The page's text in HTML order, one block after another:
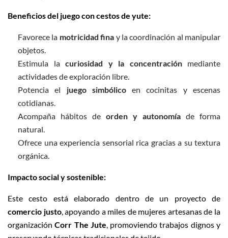
Beneficios del juego con cestos de yute:
Favorece la motricidad fina y la coordinación al manipular
objetos.
Estimula la curiosidad y la concentraciónmediante
actividades de exploración libre.
Potencia el juego simbólicoen cocinitas y escenas
cotidianas.
Acompaña hábitos de orden y autonomía de forma
natural.
Ofrece una experiencia sensorial rica gracias a su textura
orgánica.
Impacto social y sostenible:
Este cesto está elaborado dentro de un proyecto de
comercio justo, apoyando a miles de mujeres artesanas de la
organizaciónCorr The Jute, promoviendo trabajos dignos y